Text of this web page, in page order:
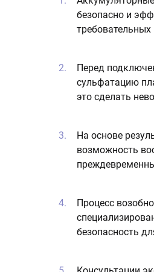
безопасно и
Перед
сульфатацию
это сделать
На основе
возможность
Процесс
безопасность